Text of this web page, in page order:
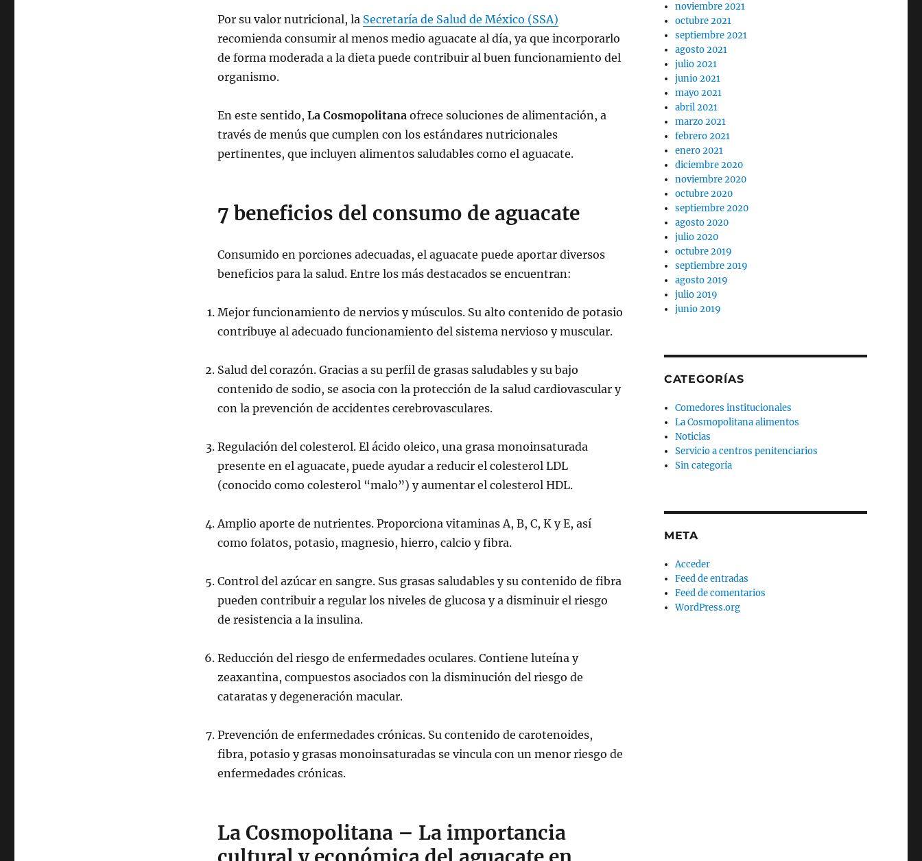
Por su valor nutricional, la Secretaría de Salud de México (SSA)
recomienda consumir al menos medio aguacate al día, ya que incorporarlo
de forma moderada a la dieta puede contribuir al buen funcionamiento del
organismo.
En este sentido, La Cosmopolitana ofrece soluciones de alimentación, a
través de menús que cumplen con los estándares nutricionales
pertinentes, que incluyen alimentos saludables como el aguacate.
7 beneficios del consumo de aguacate
Consumido en porciones adecuadas, el aguacate puede aportar diversos
beneficios para la salud. Entre los más destacados se encuentran:
Mejor funcionamiento de nervios y músculos. Su alto contenido de potasio
contribuye al adecuado funcionamiento del sistema nervioso y muscular.
Salud del corazón. Gracias a su perfil de grasas saludables y su bajo
contenido de sodio, se asocia con la protección de la salud cardiovascular y
con la prevención de accidentes cerebrovasculares.
Regulación del colesterol. El ácido oleico, una grasa monoinsaturada
presente en el aguacate, puede ayudar a reducir el colesterol LDL
(conocido como colesterol “malo”) y aumentar el colesterol HDL.
Amplio aporte de nutrientes. Proporciona vitaminas A, B, C, K y E, así
como folatos, potasio, magnesio, hierro, calcio y fibra.
Control del azúcar en sangre. Sus grasas saludables y su contenido de fibra
pueden contribuir a regular los niveles de glucosa y a disminuir el riesgo
de resistencia a la insulina.
Reducción del riesgo de enfermedades oculares. Contiene luteína y
zeaxantina, compuestos asociados con la disminución del riesgo de
cataratas y degeneración macular.
Prevención de enfermedades crónicas. Su contenido de carotenoides,
fibra, potasio y grasas monoinsaturadas se vincula con un menor riesgo de
enfermedades crónicas.
La Cosmopolitana – La importancia
noviembre 2021
octubre 2021
septiembre 2021
agosto 2021
julio 2021
junio 2021
mayo 2021
abril 2021
marzo 2021
febrero 2021
enero 2021
diciembre 2020
noviembre 2020
octubre 2020
septiembre 2020
agosto 2020
julio 2020
octubre 2019
septiembre 2019
agosto 2019
julio 2019
junio 2019
CATEGORÍAS
Comedores institucionales
La Cosmopolitana alimentos
Noticias
Servicio a centros penitenciarios
Sin categoría
META
Acceder
Feed de entradas
Feed de comentarios
WordPress.org